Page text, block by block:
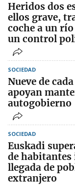
Heridos dos
ellos grave,
coche a un
un control
SOCIEDAD
Nueve de
apoyan
autogobierno
SOCIEDAD
Euskadi
de
llegada de
extranjero